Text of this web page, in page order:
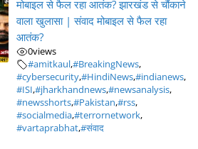
मोबाइल से फैल रहा आतंक? झारखंड से चौंकाने
वाला खुलासा | संवाद मोबाइल से फैल रहा
आतंक?
0views
#amitkaul,#BreakingNews,
#cybersecurity,#HindiNews,#indianews,
#ISI,#jharkhandnews,#newsanalysis,
#newsshorts,#Pakistan,#rss,
#socialmedia,#terrornetwork,
#vartaprabhat,#संवाद